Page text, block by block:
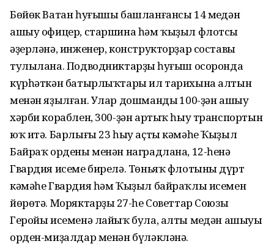
Бөйөк Ватан һуғышы башланғансы 14 меңдән
ашыу офицер, старшина һәм ҡыҙыл флотсы
әҙерләнә, инженер, конструкторҙар составы
тулылана. Подводниктарҙың һуғыш осоронда
күрһәткән батырлыҡтары ил тарихына алтын
менән яҙылған. Улар дошмандың 100-ҙән ашыу
хәрби кораблен, 300-ҙән артыҡ һыу транспортын
юҡ итә. Барлығы 23 һыу аҫты кәмәһе Ҡыҙыл
Байраҡ ордены менән наградлана, 12-һенә
Гвардия исеме бирелә. Төньяҡ флотының дүрт
кәмәһе Гвардия һәм Ҡыҙыл байраҡлы исемен
йөрөтә. Моряктарҙың 27-һе Советтар Союзы
Геройы исеменә лайыҡ була, алты меңдән ашыуы
орден-миҙалдар менән бүләкләнә.